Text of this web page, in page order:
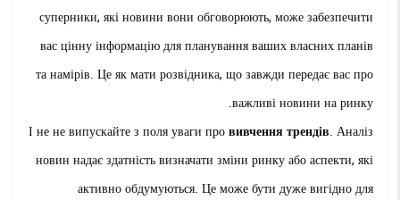
суперники, які новини вони обговорюють, може забезпечити
вас цінну інформацію для планування ваших власних планів
та намірів. Це як мати розвідника, що завжди передає вас про
важливі новини на ринку.
І не не випускайте з поля уваги провивчення трендів. Аналіз
новин надає здатність визначати зміни ринку або аспекти, які
активно обдумуються. Це може бути дуже вигідно для